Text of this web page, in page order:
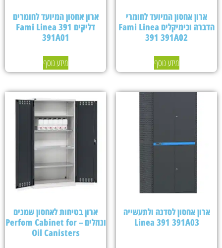
ארון אחסון המיועד לחומרי
הדברה וכימיקלים Fami Linea
391 391A02
מידע נוסף
ארון אחסון המיועד לחומרים
דליקים Fami Linea 391
391A01
מידע נוסף
ארון אחסון לסדנה ולתעשייה
Linea 391 391A03
ארון בטיחות לאחסון שמנים
ונוזלים – Perfom Cabinet for
Oil Canisters